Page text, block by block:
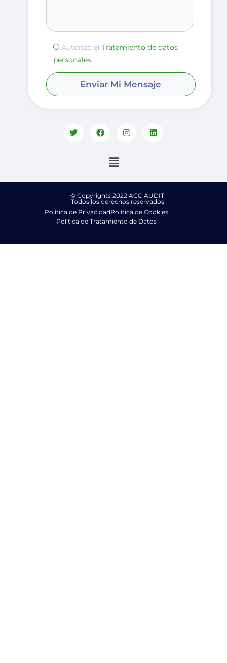
Autorizo el Tratamiento de datos
personales
© Copyrights 2022 ACC AUDIT
Todos los derechos reservados
Política de PrivacidadPolítica de Cookies
Política de Tratamiento de Datos